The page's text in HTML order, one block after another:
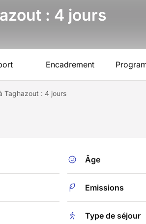
: 4 jours
Encadrement
Taghazout : 4 jours
Âge
Emissions
Type de séjour